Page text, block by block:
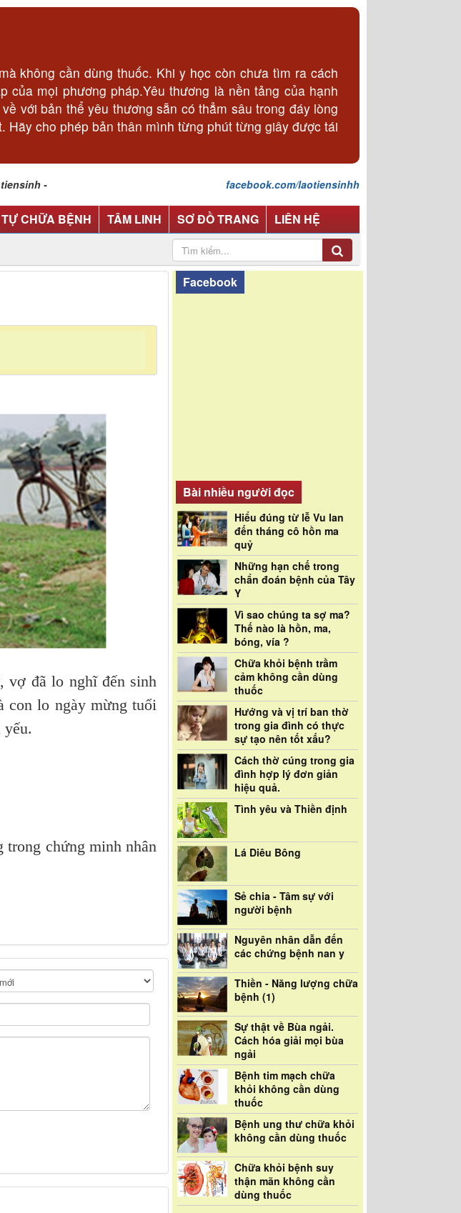
không cần dùng thuốc. Khi y học còn chưa tìm ra cách
mọi phương pháp.Yêu thương là nền tảng của hạnh
với bản thể yêu thương sẵn có thẳm sâu trong đáy lòng
cho phép bản thân mình từng phút từng giây được tái
tiensinh - facebook.com/laotiensinhh
TỰ CHỮA BỆNH TÂM LINH SƠ ĐỒ TRANG LIÊN HỆ
vợ đã lo nghĩ đến sinh
con lo ngày mừng tuổi
trong chứng minh nhân
Facebook
Bài nhiều người đọc
Hiểu đúng từ lễ Vu lan
đến tháng cô hồn ma
quỷ
Những hạn chế trong
chẩn đoán bệnh của Tây
Y
Vì sao chúng ta sợ ma?
Thế nào là hồn, ma,
bóng, vía ?
Chữa khỏi bệnh trầm
cảm không cần dùng
thuốc
Hướng và vị trí ban thờ
trong gia đình có thực
sự tạo nên tốt xấu?
Cách thờ cúng trong gia
đình hợp lý đơn giản
hiệu quả.
Tình yêu và Thiền định
Lá Diêu Bông
Sẻ chia - Tâm sự với
người bệnh
Nguyên nhân dẫn đến
các chứng bệnh nan y
Thiền - Năng lượng chữa
bệnh (1)
Sự thật về Bùa ngải.
Cách hóa giải mọi bùa
ngải
Bệnh tim mạch chữa
khỏi không cần dùng
thuốc
Bệnh ung thư chữa khỏi
không cần dùng thuốc
Chữa khỏi bệnh suy
thận mãn không cần
dùng thuốc